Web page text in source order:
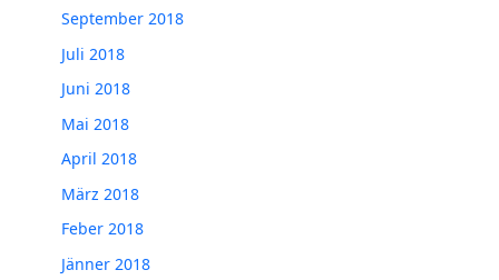
September 2018
Juli 2018
Juni 2018
Mai 2018
April 2018
März 2018
Feber 2018
Jänner 2018